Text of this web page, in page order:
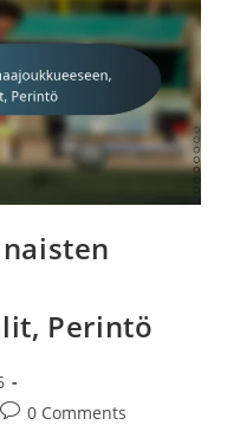
Perintö
Post0 Comments